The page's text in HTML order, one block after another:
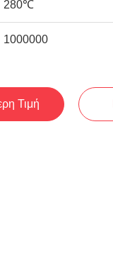
280℃
1000000
Τιμή